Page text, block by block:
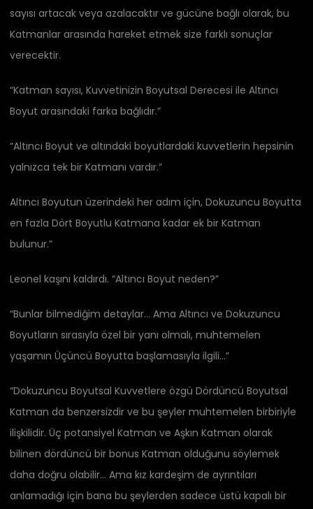
sayısı artacak veya azalacaktır ve gücüne bağlı olarak, bu
Katmanlar arasında hareket etmek size farklı sonuçlar
verecektir.
“Katman sayısı, Kuvvetinizin Boyutsal Derecesi ile Altıncı
Boyut arasındaki farka bağlıdır.”
“Altıncı Boyut ve altındaki boyutlardaki kuvvetlerin hepsinin
yalnızca tek bir Katmanı vardır.”
Altıncı Boyutun üzerindeki her adım için, Dokuzuncu Boyutta
en fazla Dört Boyutlu Katmana kadar ek bir Katman
bulunur.”
Leonel kaşını kaldırdı. “Altıncı Boyut neden?”
“Bunlar bilmediğim detaylar… Ama Altıncı ve Dokuzuncu
Boyutların sırasıyla özel bir yanı olmalı, muhtemelen
yaşamın Üçüncü Boyutta başlamasıyla ilgili…”
“Dokuzuncu Boyutsal Kuvvetlere özgü Dördüncü Boyutsal
Katman da benzersizdir ve bu şeyler muhtemelen birbiriyle
ilişkilidir. Üç potansiyel Katman ve Aşkın Katman olarak
bilinen dördüncü bir bonus Katman olduğunu söylemek
daha doğru olabilir… Ama kız kardeşim de ayrıntıları
anlamadığı için bana bu şeylerden sadece üstü kapalı bir